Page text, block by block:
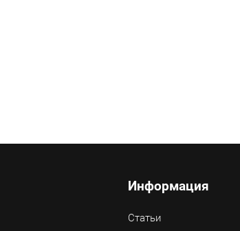
Информация
Статьи